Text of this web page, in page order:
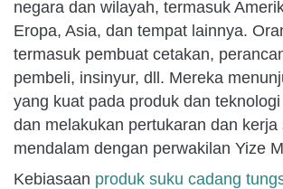
negara dan wilayah, termasuk
Eropa, Asia, dan tempat lainnya.
termasuk pembuat cetakan,
pembeli, insinyur, dll. Mereka
yang kuat pada produk dan
dan melakukan pertukaran dan kerja
mendalam dengan perwakilan Yize
Kebiasaan produk suku cadang